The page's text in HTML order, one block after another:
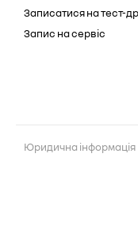
Записатися на тест-
Запис на сервіс
Юридична інформація